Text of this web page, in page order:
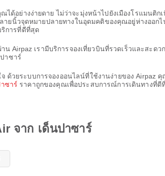
อย่างง่ายดาย ไม่ว่าจะมุ่งหน้าไปยังเมืองโรแมนติก
นิ้วจุดหมายปลายทางในอุดมคติของคุณอยู่ห่างออกไป
การที่ดีที่สุด
Airpaz เรามีบริการจองเที่ยวบินที่รวดเร็วและสะด
าซาร์
ด้วยระบบการจองออนไลน์ที่ใช้งานง่ายของ Airpaz
ซาร์ ราคาถูกของคุณเพื่อประสบการณ์การเดินทางที่ดี
จาก เด็นปาซาร์